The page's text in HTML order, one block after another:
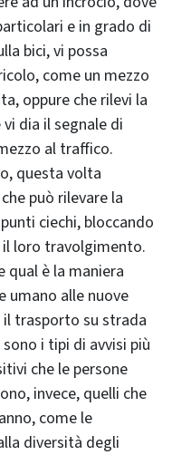
e in grado di
bici, vi possa
come un mezzo
oppure che rilevi la
dia il segnale di
al traffico.
questa volta
può rilevare la
ciechi, bloccando
loro travolgimento.
qual è la maniera
umano alle nuove
trasporto su strada
i tipi di avvisi più
che le persone
invece, quelli che
come le
diversità degli